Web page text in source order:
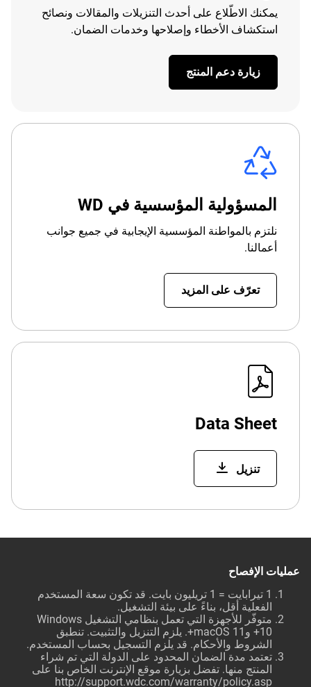
يمكنك الاطّلاع على أحدث التنزيلات والمقالات ونصائح
استكشاف الأخطاء وإصلاحها وخدمات الضمان.
زيارة دعم المنتج
المسؤولية المؤسسية في WD
نلتزم بالمواطنة المؤسسية الإيجابية في جميع جوانب
أعمالنا.
تعرّف على المزيد
Data Sheet
تنزيل
عمليات الإفصاح
1 تيرابايت = 1 تريليون بايت. قد تكون سعة المستخدم
الفعلية أقل، بناءً على بيئة التشغيل.
متوفّر للأجهزة التي تعمل بنظامي التشغيل Windows
10+ وmacOS 11+. يلزم التنزيل والتثبيت. تنطبق
الشروط والأحكام. قد يلزم التسجيل بحساب المستخدم.
تعتمد مدة الضمان المحدود على الدولة التي تم شراء
المنتج منها. تفضل بزيارة موقع الإنترنت الخاص بنا على
http://support.wdc.com/warranty/policy.asp